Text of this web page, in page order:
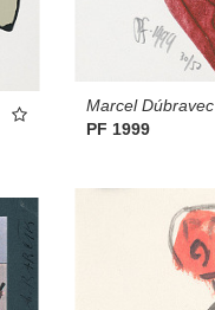
Marcel Dúbravec
PF 1999